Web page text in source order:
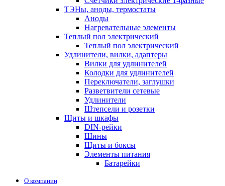
ТЭНы, аноды, термостаты
Аноды
Нагревательные элементы
Теплый пол электрический
Теплый пол электрический
Удлинители, вилки, адаптеры
Вилки для удлинителей
Колодки для удлинителей
Переключатели, заглушки
Разветвители сетевые
Удлинители
Штепсели и розетки
Щиты и шкафы
DIN-рейки
Шины
Щиты и боксы
Элементы питания
Батарейки
О компании